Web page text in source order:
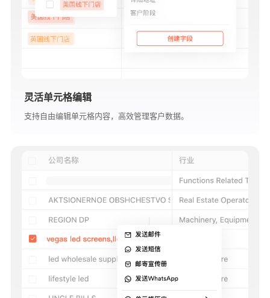
灵活单元格编辑
支持自由编辑单元格内容，高效管理客户数据。